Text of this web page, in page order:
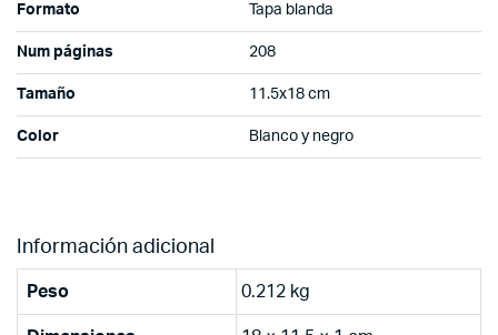
Formato Tapa blanda
Num páginas 208
Tamaño 11.5x18 cm
Color Blanco y negro
Información adicional
Peso 0.212 kg